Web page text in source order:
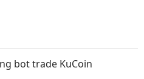
bot trade KuCoin